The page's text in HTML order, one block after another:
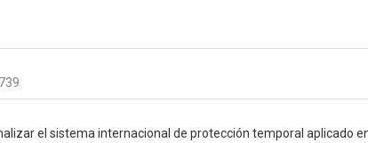
el sistema internacional de protección temporal aplicado